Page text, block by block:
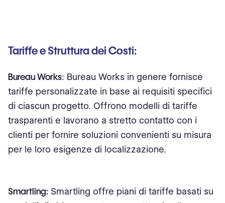
Tariffe e Struttura dei Costi:
Bureau Works: Bureau Works in genere fornisce
tariffe personalizzate in base ai requisiti specifici
di ciascun progetto. Offrono modelli di tariffe
trasparenti e lavorano a stretto contatto con i
clienti per fornire soluzioni convenienti su misura
per le loro esigenze di localizzazione.
Smartling: Smartling offre piani di tariffe basati su